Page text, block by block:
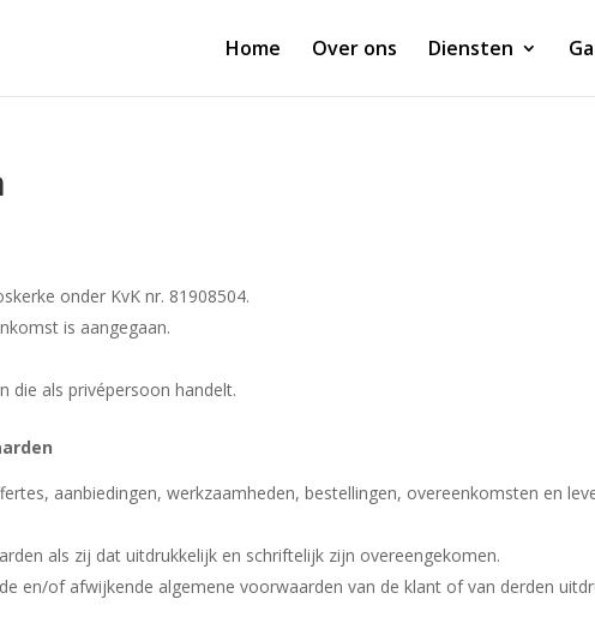
Home Over ons Diensten
onder KvK nr. 81908504.
is aangegaan.
die als privépersoon handelt.
aanbiedingen, werkzaamheden, bestellingen, overeenkomsten en
als zij dat uitdrukkelijk en schriftelijk zijn overeengekomen.
en/of afwijkende algemene voorwaarden van de klant of van derden